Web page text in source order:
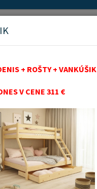
do vane
Odporúčame
+ ROŠTY + VANKÚŠIK
V CENE 311 €